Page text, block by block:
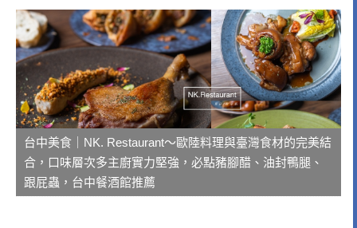
台中美食｜NK. Restaurant～歐陸料理與臺灣食材的完美結
合，口味層次多主廚實力堅強，必點豬腳醋、油封鴨腿、
跟屁蟲，台中餐酒館推薦